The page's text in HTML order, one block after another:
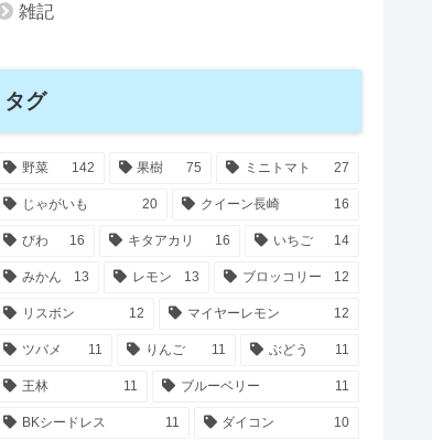
雑記
タグ
野菜 142 果樹 75 ミニトマト 27
じゃがいも 20 クイーン長崎 16
びわ 16 キタアカリ 16 いちご 14
みかん 13 レモン 13 ブロッコリー 12
リスボン 12 マイヤーレモン 12
ツバメ 11 りんご 11 ぶどう 11
王林 11 ブルーベリー 11
BKシードレス 11 ダイコン 10